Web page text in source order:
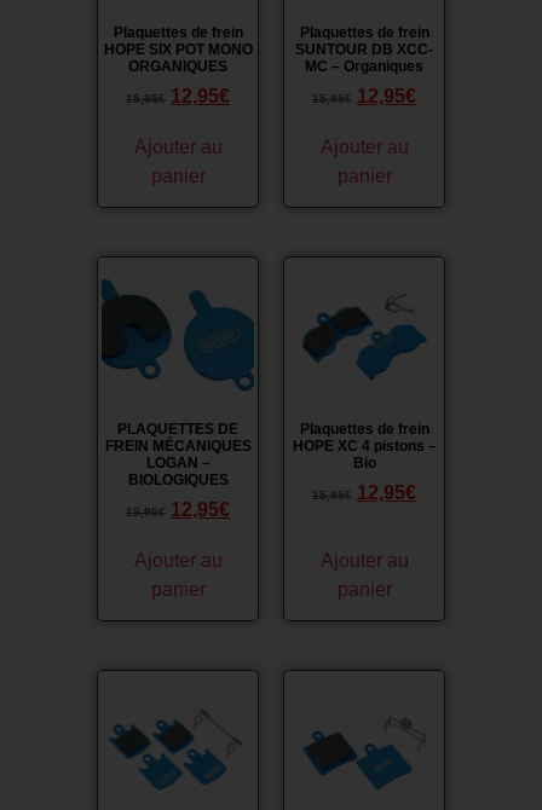
Plaquettes de frein
HOPE SIX POT MONO
ORGANIQUES
15,95€ 12,95€
Ajouter au
panier
Plaquettes de frein
SUNTOUR DB XCC-
MC – Organiques
15,95€ 12,95€
Ajouter au
panier
PLAQUETTES DE
FREIN MÉCANIQUES
LOGAN –
BIOLOGIQUES
15,95€ 12,95€
Ajouter au
panier
Plaquettes de frein
HOPE XC 4 pistons –
Bio
15,95€ 12,95€
Ajouter au
panier